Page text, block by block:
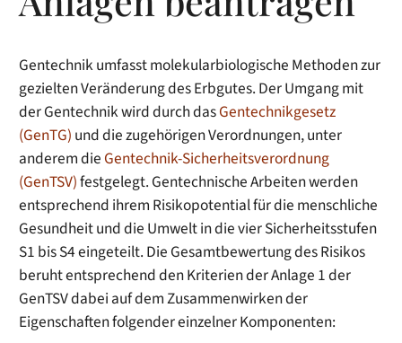
Gentechnik umfasst molekularbiologische Methoden zur
gezielten Veränderung des Erbgutes. Der Umgang mit
der Gentechnik wird durch dasGentechnikgesetz
(GenTG) und die zugehörigen Verordnungen, unter
anderem die Gentechnik-Sicherheitsverordnung
(GenTSV)festgelegt. Gentechnische Arbeiten werden
entsprechend ihrem Risikopotential für die menschliche
Gesundheit und die Umwelt in die vier Sicherheitsstufen
S1 bis S4 eingeteilt. Die Gesamtbewertung des Risikos
beruht entsprechend den Kriterien der Anlage 1 der
GenTSV dabei auf dem Zusammenwirken der
Eigenschaften folgender einzelner Komponenten: